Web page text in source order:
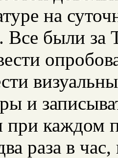
на
Все были за
и
при
раза в час,